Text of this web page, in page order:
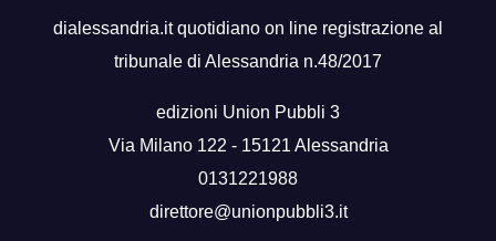
dialessandria.it quotidiano on line registrazione al
tribunale di Alessandria n.48/2017
edizioni Union Pubbli 3
Via Milano 122 - 15121 Alessandria
0131221988
direttore@unionpubbli3.it